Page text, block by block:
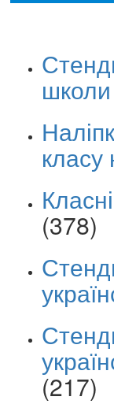
школи
(378)
(217)